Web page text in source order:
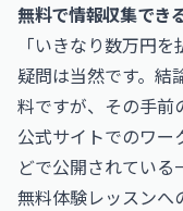
無料で情報収集でき
「いきなり数万円
疑問は当然です。結
料ですが、その手前
公式サイトでのワ
どで公開されている
無料体験レッスンへ